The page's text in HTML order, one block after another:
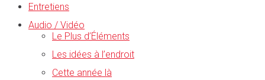
Entretiens
Audio / Vidéo
Le Plus d’Éléments
Les idées à l’endroit
Cette année là